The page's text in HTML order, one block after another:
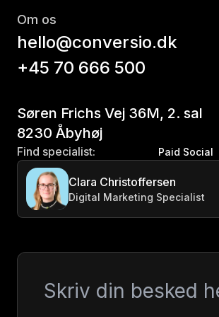
Om os
hello@conversio.dk
+45 70 666 500
Søren Frichs Vej 36M, 2. sal
8230 Åbyhøj
Find specialist: Paid Social
Clara Christoffersen
Digital Marketing Specialist